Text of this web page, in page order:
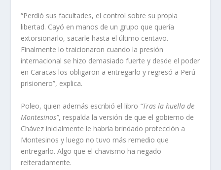
“Perdió sus facultades, el control sobre su propia
libertad. Cayó en manos de un grupo que quería
extorsionarlo, sacarle hasta el último centavo.
Finalmente lo traicionaron cuando la presión
internacional se hizo demasiado fuerte y desde el poder
en Caracas los obligaron a entregarlo y regresó a Perú
prisionero”, explica.
Poleo, quien además escribió el libro “Tras la huella de
Montesinos”, respalda la versión de que el gobierno de
Chávez inicialmente le habría brindado protección a
Montesinos y luego no tuvo más remedio que
entregarlo. Algo que el chavismo ha negado
reiteradamente.